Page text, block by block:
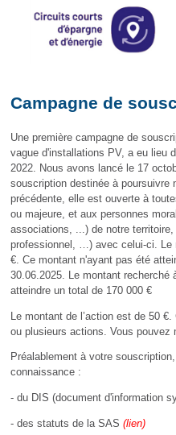
Campagne de
Une première campagne de
vague d'installations PV, a eu lieu
2022. Nous avons lancé le 17
souscription destinée à poursuivre
précédente, elle est ouverte à
ou majeure, et aux personnes
associations, ...) de notre
professionnel, …) avec celui-ci.
€. Ce montant n'ayant pas été
30.06.2025. Le montant
atteindre un total de 170 000 €
Le montant de l’action est de 50
ou plusieurs actions. Vous
Préalablement à votre
connaissance :
- du DIS (document d'information
- des statuts de la SAS (lien)